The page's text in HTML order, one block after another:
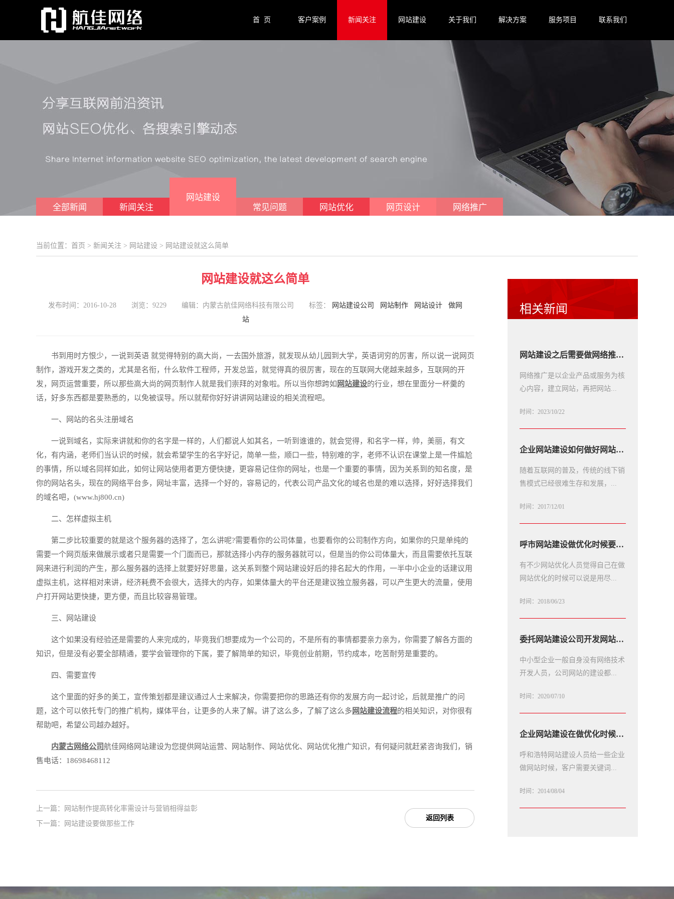
首 页 客户案例 新闻关注 网站建设 关于我们 解决方案 服务项目 联系我们
全部新闻 新闻关注
网站建设
常见问题
网站优化 网页设计 网络推广
当前位置： 首页 > 新闻关注 > 网站建设 > 网站建设就这么简单
网站建设就这么简单
发布时间：2016-10-28 浏览：9229 编辑：内蒙古航佳网络科技有限公司 标签： 网站建设公司 网站制作 网站设计
做网
站
书到用时方恨少，一说到英语 就觉得特别的高大尚，一去国外旅游，就发现从幼儿园到大学，英语词穷的厉害，所以说一说网页
制作，游戏开发之类的，尤其是名衔，什么软件工程师，开发总监，就觉得真的很厉害，现在的互联网大佬越来越多，互联网的开
发，网页运营重要，所以那些高大尚的网页制作人就是我们崇拜的对象啦。所以当你想跨如 网站建设的行业，想在里面分一杯羹的
话，好多东西都是要熟悉的，以免被误导。所以就帮你好好讲讲网站建设的相关流程吧。
一、网站的名头注册域名
一说到域名，实际来讲就和你的名字是一样的，人们都说人如其名，一听到谁谁的，就会觉得，和名字一样，帅，美丽，有文
化，有内涵，老师们当认识的时候，就会希望学生的名字好记，简单一些，顺口一些，特别难的字，老师不认识在课堂上是一件尴尬
的事情，所以域名同样如此，如何让网站使用者更方便快捷，更容易记住你的网址，也是一个重要的事情，因为关系到的知名度，是
你的网站名头，现在的网络平台多，网址丰富，选择一个好的，容易记的，代表公司产品文化的域名也是的难以选择，好好选择我们
的域名吧，(www.hj800.cn)
二、怎样虚拟主机
第二步比较重要的就是这个服务器的选择了，怎么讲呢?需要看你的公司体量，也要看你的公司制作方向，如果你的只是单纯的
需要一个网页版来做展示或者只是需要一个门面而已，那就选择小内存的服务器就可以，但是当的你公司体量大，而且需要依托互联
网来进行利润的产生，那么服务器的选择上就要好好思量，这关系到整个网站建设好后的排名起大的作用，一半中小企业的话建议用
虚拟主机，这样相对来讲，经济耗费不会很大，选择大的内存，如果体量大的平台还是建议独立服务器，可以产生更大的流量，使用
户打开网站更快捷，更方便，而且比较容易管理。
三、网站建设
这个如果没有经验还是需要的人来完成的，毕竟我们想要成为一个公司的，不是所有的事情都要亲力亲为，你需要了解各方面的
知识，但是没有必要全部精通，要学会管理你的下属，要了解简单的知识，毕竟创业前期，节约成本，吃苦耐劳是重要的。
四、需要宣传
这个里面的好多的美工，宣传策划都是建议通过人士来解决，你需要把你的思路还有你的发展方向一起讨论，后就是推广的问
题，这个可以依托专门的推广机构，媒体平台，让更多的人来了解。讲了这么多，了解了这么多 网站建设流程的相关知识，对你很有
帮助吧，希望公司越办越好。
内蒙古网络公司 航佳网络网站建设为您提供网站运营、网站制作、网站优化、网站优化推广知识，有何疑问就赶紧咨询我们，销
售电话：18698468112
上一篇：
网站制作提高转化率需设计与营销相得益彰
下一篇：
网站建设要做那些工作
返回列表
相关新闻
网站建设之后需要做网络推广吗
网络推广是以企业产品或服务为核
心内容，建立网站，再把网站...
时间：2023/10/22
企业网站建设如何做好网站推广
随着互联网的普及，传统的线下销
售模式已经很难生存和发展，...
时间：2017/12/01
呼市网站建设做优化时候要注意这些细节问题
有不少网站优化人员觉得自己在做
网站优化的时候可以说是用尽...
时间：2018/06/23
委托网站建设公司开发网站需要注意哪些问题
中小型企业一般自身没有网络技术
开发人员，公司网站的建设都...
时间：2020/07/10
企业网站建设在做优化时候怎么写原创文章
呼和浩特网站建设人员给一些企业
做网站时候，客户需要关键词...
时间：2014/08/04